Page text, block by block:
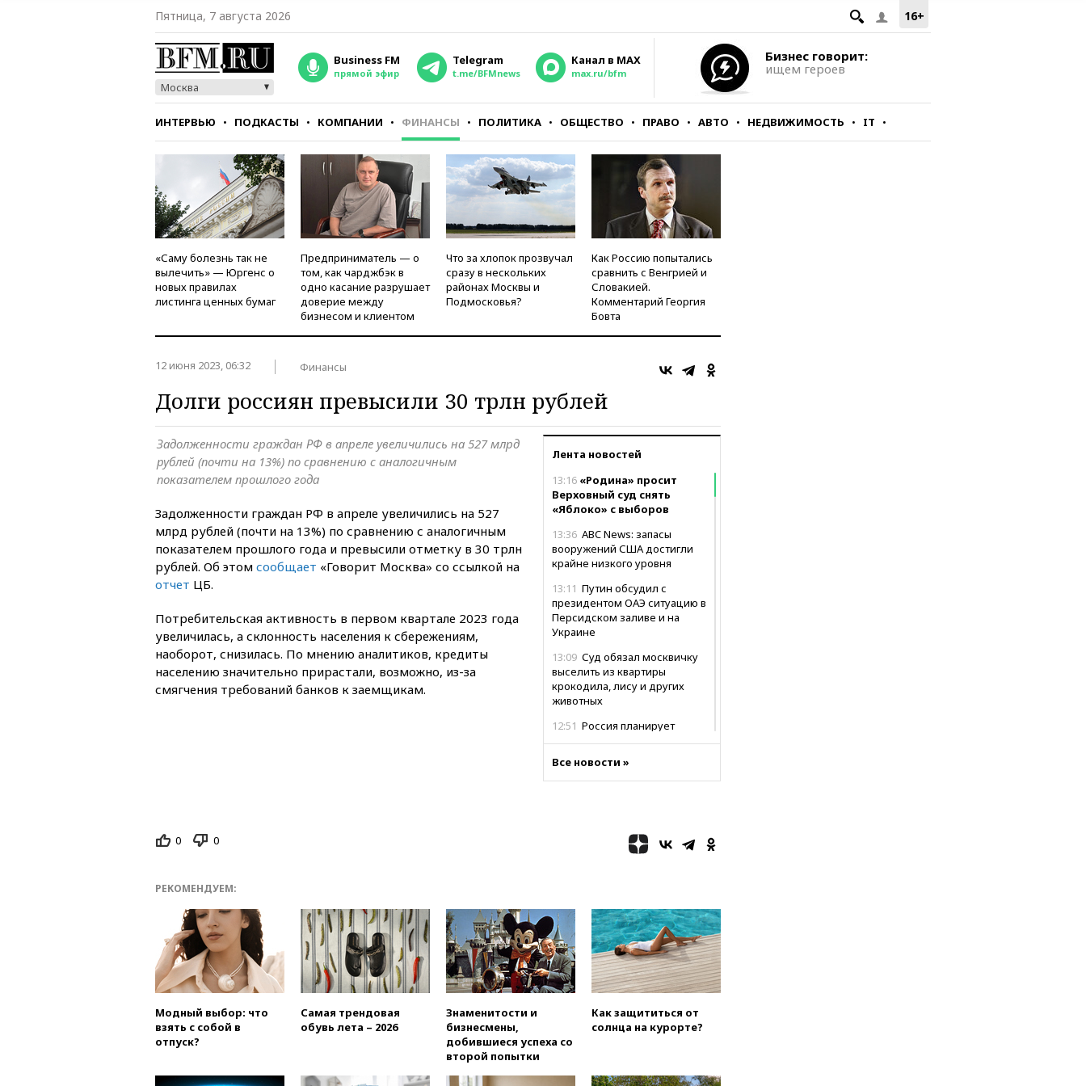
16+
Пятница, 7 августа 2026
Москва
Business FM
прямой эфир
Telegram
t.me/BFMnews
Канал в MAX
max.ru/bfm
Бизнес говорит:
ищем героев
ИНТЕРВЬЮ ПОДКАСТЫ КОМПАНИИ ФИНАНСЫ ПОЛИТИКА ОБЩЕСТВО ПРАВО АВТО НЕДВИЖИМОСТЬ IT
СТИЛЬ ТЕСТЫ
«Саму болезнь так не
вылечить» — Юргенс о
новых правилах
листинга ценных бумаг
Предприниматель — о
том, как чарджбэк в
одно касание разрушает
доверие между
бизнесом и клиентом
Что за хлопок прозвучал
сразу в нескольких
районах Москвы и
Подмосковья?
Как Россию попытались
сравнить с Венгрией и
Словакией.
Комментарий Георгия
Бовта
12 июня 2023, 06:32 Финансы
Долги россиян превысили 30 трлн рублей
Лента новостей
13:16 «Родина» просит
Верховный суд снять
«Яблоко» с выборов
13:36 ABC News: запасы
вооружений США достигли
крайне низкого уровня
13:11 Путин обсудил с
президентом ОАЭ ситуацию в
Персидском заливе и на
Украине
13:09 Суд обязал москвичку
выселить из квартиры
крокодила, лису и других
животных
12:51 Россия планирует
Вьетнама
Российские войска
12:15
Минцифры РФ не
планирует вводить
ограничения на доступ детей
в соцсети
11:58
Резаи: Иран не допустит
Ормузском проливе
11:48
Все новости »
Задолженности граждан РФ в апреле увеличились на 527 млрд
рублей (почти на 13%) по сравнению с аналогичным
показателем прошлого года
Задолженности граждан РФ в апреле увеличились на 527
млрд рублей (почти на 13%) по сравнению с аналогичным
показателем прошлого года и превысили отметку в 30 трлн
рублей. Об этом сообщает «Говорит Москва» со ссылкой на
отчет ЦБ.
Потребительская активность в первом квартале 2023 года
увеличилась, а склонность населения к сбережениям,
наоборот, снизилась. По мнению аналитиков, кредиты
населению значительно прирастали, возможно, из-за
смягчения требований банков к заемщикам.
0 0
РЕКОМЕНДУЕМ:
Модный выбор: что
взять с собой в
отпуск?
Самая трендовая
обувь лета – 2026
Знаменитости и
бизнесмены,
добившиеся успеха со
второй попытки
Как защититься от
солнца на курорте?